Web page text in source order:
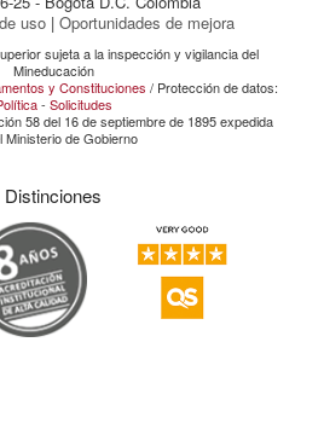
uso | Oportunidades de mejora
sujeta a la inspección y vigilancia del
Mineducación
y Constituciones / Protección de datos:
- Solicitudes
58 del 16 de septiembre de 1895 expedida
Ministerio de Gobierno
Distinciones